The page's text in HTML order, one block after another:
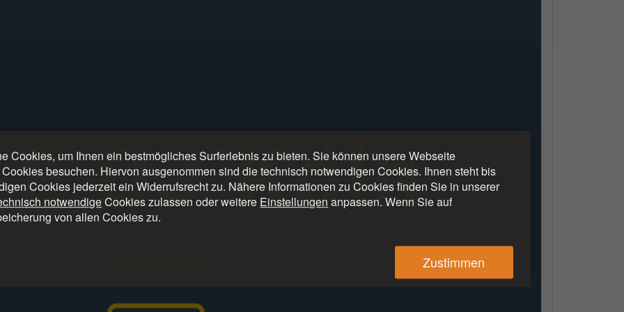
Cookies, um Ihnen ein bestmögliches Surferlebnis zu bieten. Sie können unsere Webseite
besuchen. Hiervon ausgenommen sind die technisch notwendigen Cookies. Ihnen steht bis
Cookies jederzeit ein Widerrufsrecht zu. Nähere Informationen zu Cookies finden Sie in unserer
notwendigeCookies zulassen oder weitere Einstellungen anpassen. Wenn Sie auf
von allen Cookies zu.
Zustimmen